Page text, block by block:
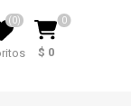
(0) 0
$ 0